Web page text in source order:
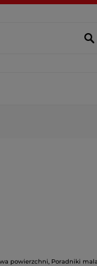
powierzchni, Poradniki